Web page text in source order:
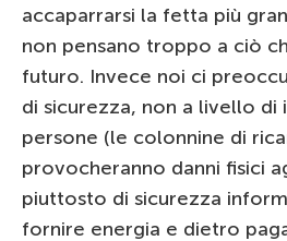
accaparrarsi la fetta più
non pensano troppo a ciò
futuro. Invece noi ci
di sicurezza, non a livello di
persone (le colonnine di
provocheranno danni fisici
piuttosto di sicurezza
fornire energia e dietro